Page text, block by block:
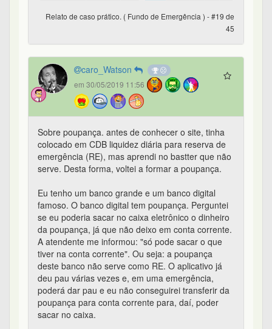
Relato de caso prático. ( Fundo de Emergência ) - #19 de
45
caro_Watson
em 30/05/2019 11:56
Sobre poupança. antes de conhecer o site, tinha
colocado em CDB liquidez diária para reserva de
emergência (RE), mas aprendi no bastter que não
serve. Desta forma, voltei a formar a poupança.
Eu tenho um banco grande e um banco digital
famoso. O banco digital tem poupança. Perguntei
se eu poderia sacar no caixa eletrônico o dinheiro
da poupança, já que não deixo em conta corrente.
A atendente me informou: "só pode sacar o que
tiver na conta corrente". Ou seja: a poupança
deste banco não serve como RE. O aplicativo já
deu pau várias vezes e, em uma emergência,
poderá dar pau e eu não conseguirei transferir da
poupança para conta corrente para, daí, poder
sacar no caixa.